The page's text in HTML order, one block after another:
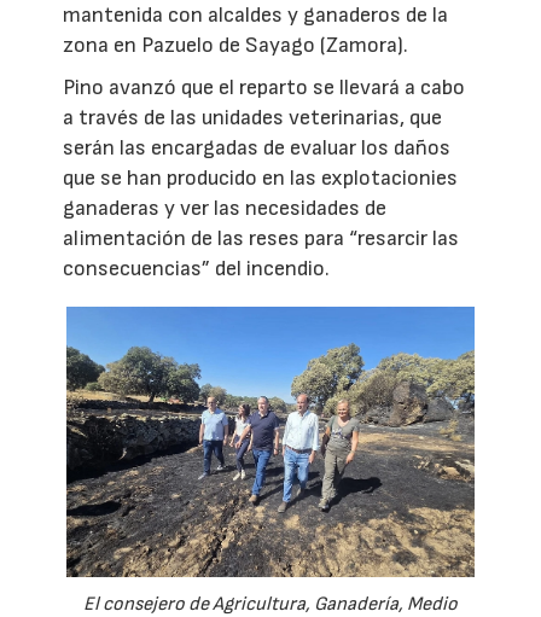
mantenida con alcaldes y ganaderos de la
zona en Pazuelo de Sayago (Zamora).
Pino avanzó que el reparto se llevará a cabo
a través de las unidades veterinarias, que
serán las encargadas de evaluar los daños
que se han producido en las explotacionies
ganaderas y ver las necesidades de
alimentación de las reses para “resarcir las
consecuencias” del incendio.
El consejero de Agricultura, Ganadería, Medio